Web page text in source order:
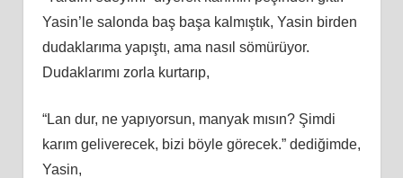
Yasin’le salonda baş başa kalmıştık, Yasin birden
dudaklarıma yapıştı, ama nasıl sömürüyor.
Dudaklarımı zorla kurtarıp,
“Lan dur, ne yapıyorsun, manyak mısın? Şimdi
karım geliverecek, bizi böyle görecek.” dediğimde,
Yasin,